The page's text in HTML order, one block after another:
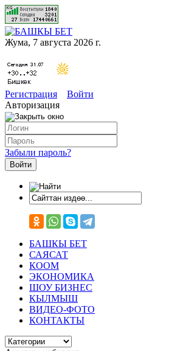
Жума, 7 августа 2026 г.
Регистрация
Войти
Авторизация
Забыли пароль?
БАШКЫ БЕТ
САЯСАТ
КООМ
ЭКОНОМИКА
ШОУ БИЗНЕС
КЫЛМЫШ
ВИДЕО-ФОТО
КОНТАКТЫ